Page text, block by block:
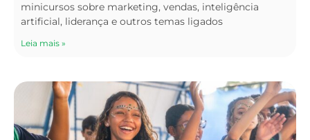
minicursos sobre marketing, vendas, inteligência
artificial, liderança e outros temas ligados
Leia mais »